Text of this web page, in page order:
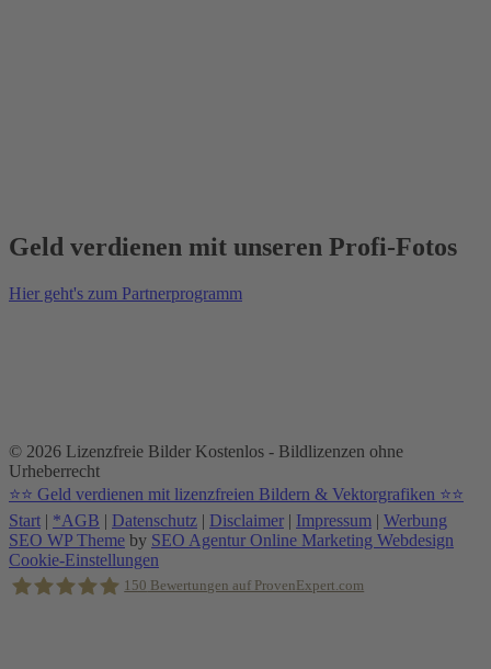
Geld verdienen mit unseren Profi-Fotos
Hier geht's zum Partnerprogramm
© 2026 Lizenzfreie Bilder Kostenlos - Bildlizenzen ohne
Urheberrecht
⭐⭐ Geld verdienen mit lizenzfreien Bildern & Vektorgrafiken ⭐⭐
Start | *AGB | Datenschutz | Disclaimer | Impressum | Werbung
SEO WP Theme by SEO Agentur Online Marketing Webdesign
Nach
oben
scrollen
Cookie-Einstellungen
150 Bewertungen auf ProvenExpert.com